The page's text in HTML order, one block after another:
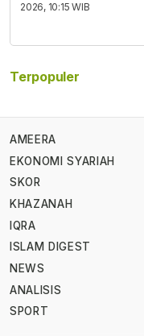
2026, 10:15 WIB
Terpopuler
AMEERA
EKONOMI SYARIAH
SKOR
KHAZANAH
IQRA
ISLAM DIGEST
NEWS
ANALISIS
SPORT